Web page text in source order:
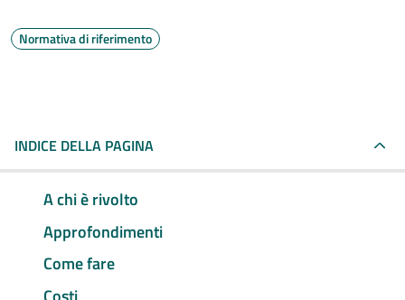
Normativa di riferimento
INDICE DELLA PAGINA
A chi è rivolto
Approfondimenti
Come fare